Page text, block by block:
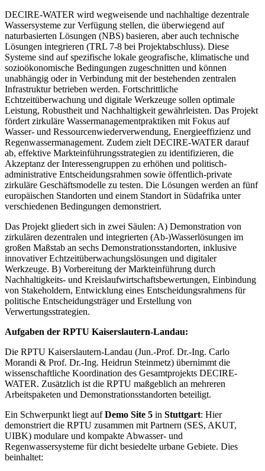
DECIRE-WATER wird wegweisende und nachhaltige dezentrale
Wassersysteme zur Verfügung stellen, die überwiegend auf
naturbasierten Lösungen (NBS) basieren, aber auch technische
Lösungen integrieren (TRL 7-8 bei Projektabschluss). Diese
Systeme sind auf spezifische lokale geografische, klimatische und
sozioökonomische Bedingungen zugeschnitten und können
unabhängig oder in Verbindung mit der bestehenden zentralen
Infrastruktur betrieben werden. Fortschrittliche
Echtzeitüberwachung und digitale Werkzeuge sollen optimale
Leistung, Robustheit und Nachhaltigkeit gewährleisten. Das Projekt
fördert zirkuläre Wassermanagementpraktiken mit Fokus auf
Wasser- und Ressourcenwiederverwendung, Energieeffizienz und
Regenwassermanagement. Zudem zielt DECIRE-WATER darauf
ab, effektive Markteinführungsstrategien zu identifizieren, die
Akzeptanz der Interessengruppen zu erhöhen und politisch-
administrative Entscheidungsrahmen sowie öffentlich-private
zirkuläre Geschäftsmodelle zu testen. Die Lösungen werden an fünf
europäischen Standorten und einem Standort in Südafrika unter
verschiedenen Bedingungen demonstriert.
Das Projekt gliedert sich in zwei Säulen: A) Demonstration von
zirkulären dezentralen und integrierten (Ab-)Wasserlösungen im
großen Maßstab an sechs Demonstrationsstandorten, inklusive
innovativer Echtzeitüberwachungslösungen und digitaler
Werkzeuge. B) Vorbereitung der Markteinführung durch
Nachhaltigkeits- und Kreislaufwirtschaftsbewertungen, Einbindung
von Stakeholdern, Entwicklung eines Entscheidungsrahmens für
politische Entscheidungsträger und Erstellung von
Verwertungsstrategien.
Aufgaben der RPTU Kaiserslautern-Landau:
Die RPTU Kaiserslautern-Landau (Jun.-Prof. Dr.-Ing. Carlo
Morandi & Prof. Dr.-Ing. Heidrun Steinmetz) übernimmt die
wissenschaftliche Koordination des Gesamtprojekts DECIRE-
WATER. Zusätzlich ist die RPTU maßgeblich an mehreren
Arbeitspaketen und Demonstrationsstandorten beteiligt.
Ein Schwerpunkt liegt aufDemo Site 5 in Stuttgart: Hier
demonstriert die RPTU zusammen mit Partnern (SES, AKUT,
UIBK) modulare und kompakte Abwasser- und
Regenwassersysteme für dicht besiedelte urbane Gebiete. Dies
beinhaltet: